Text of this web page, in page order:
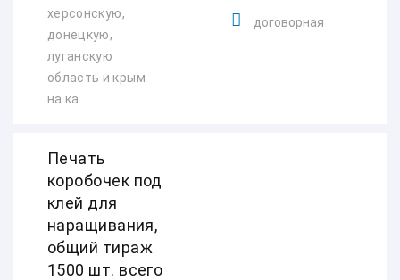
херсонскую,
донецкую,
луганскую
область и крым
на ка...
договорная
Печать
коробочек под
клей для
наращивания,
общий тираж
1500 шт. всего